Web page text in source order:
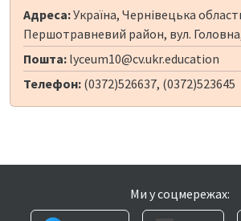
Адреса:Україна, Чернівецька
Першотравневий район, вул.
Пошта: lyceum10@cv.ukr.education
Телефон: (0372)526637, (0372)523645
Ми у соцмережах: